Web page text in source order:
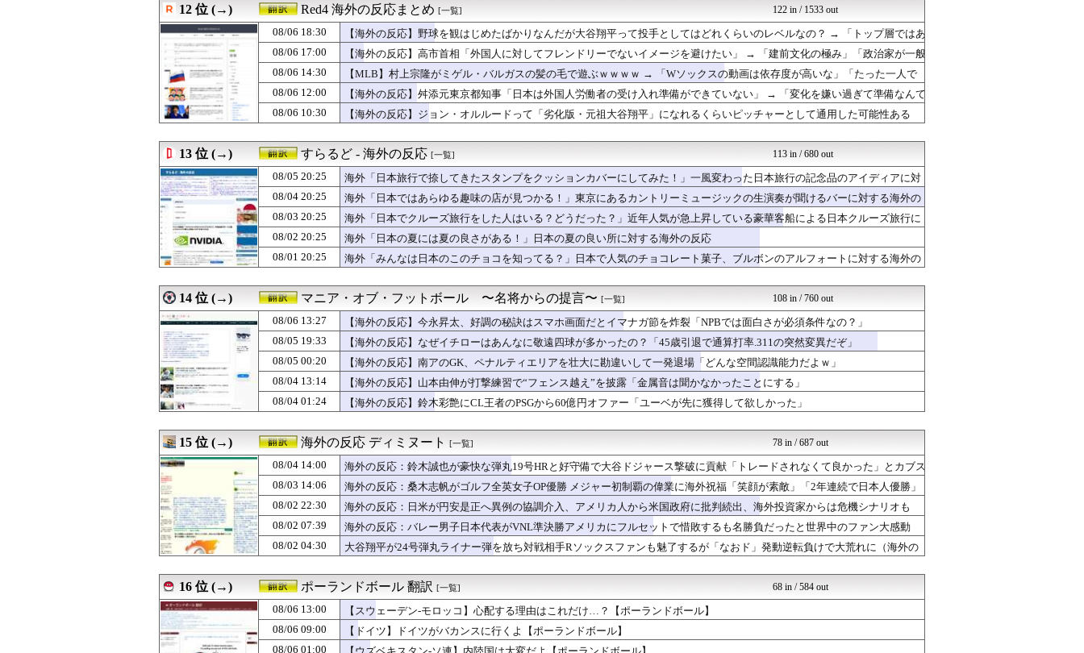
08/05 21:00
【海外の反応】移民なしで少子化を解決するにはどうしたらいいんだ？ → 「現代の...
Red4 海外の反応まとめ
08/05 21:00
韓国人「日本の関東地方、天気の近況を見てみよう」「ありえない」「うらやましい」
ハナミズキの韓国ブログ[海...
08/05 20:52
「自民が割れる？」石破・河野が高市首相の消費減税案に猛反発！（海外の反応）
世界はグーチョキパー
08/05 20:40
【海外の反応】鈴木誠也が貴重なタイムリー、カブスがドジャースに連勝【大谷】
ボールパーク速報 海外の反...
08/05 20:25
海外「日本旅行で捺してきたスタンプをクッションカバーにしてみた！」一風変わった...
すらるど - 海外の反応
08/05 20:25
岡本3三振！チーム崩壊危機ブルージェイズがアストロズに敗れる！（海外の反応）
わーすぽ 海外の反応
08/05 20:25
韓国人「日本政府が韓国産のめっき鋼板に対して最大55.3%の反ダンピング関税を...
世界の憂鬱 海外・韓国の反...
08/05 20:23
【GAME】「フランチャイズ化に失敗したゲーム」議論が物議！海外ゲーマー「スタ...
HANO-K
08/05 20:10
「日本とアメリカが円安是正のために協調介入したけど、その背景にあるものは？」海...
海外の反応ジャーナル
08/05 20:00
外国人「日本に住んでみたい！日本に住んでいる外国人たちはこれだけいたんだ！！」
かいにちニュース 【海外の...
08/05 20:00
海外「父の口癖は『愛してるよ、何か必要なものはあるか？』だった」世界のお父さん...
Ask Reddit まと...
08/05 19:41
日本人「世界のみんなは普段からタコを食べてるの？」
海外の万国反応記＠海外の反...
08/05 19:33
【海外の反応】なぜイチローはあんなに敬遠四球が多かったの？「45歳引退で通算打...
マニア・オブ・フットボール...
08/05 19:25
韓国人「イジョンフ本日の全米が呆れる守備エラーを見てください！しかもサヨナラエ...
ハウメニージャパン！
08/05 19:15
「母の初VR体験はちょっとした大惨事」床に置いた板から落ちる父も、次々転がるV...
QQQ(海外の反応)
08/05 19:00
韓国人「日本人は韓国が大好きなはずなのに、実は東南アジア人と同列に見ているとい...
08/05 18:46
韓国人「171キロの弾丸ライナー…」鈴木誠也がドジャース戦で7試合ぶり19号を...
クロード-韓国の反応まとめ
08/05 18:40
海外「メジャー最強？」鈴木誠也が貴重な追加点！ドジャースまさかの5連敗！（海外...
わーすぽ 海外の反応
08/05 18:30
【MLB】俺が日本の電車に乗るとドジャースが大型補強するんだが → 「そのまま...
Red4 海外の反応まとめ
08/05 18:00
#韓国質問サイト 『なぜ韓国では中国と日本に対する認識が良くない？』、『中国は...
日本と韓国は敵か？味方か？...
08/05 18:00
海外「蘇生した母親は翌日には母乳をあげていた。で、次の患者に顔面を殴られた」医...
Ask Reddit まと...
08/05 17:56
日本人には発音できない海外ウェアブランドの旗艦店がオープン！（海外の反応）
世界はグーチョキパー
08/05 17:25
韓国人「日本で最も入学が難しい名門小学校がこちらです‥」→「エリート人生が確定...
世界の憂鬱 海外・韓国の反...
08/05 17:13
村上11試合連続安打、吉田マルチ！レッドソックスがホワイトソックスに大勝！（海...
わーすぽ 海外の反応
08/05 17:00
豪州人「ワークライフバランスの悪い日本から帰ってきたら、今度は仕事が全然ない件...
ガラパゴスジャパン - 海...
08/05 17:00
【海外の反応】日本が”アジアの激安国”に…...
Red4 海外の反応まとめ
08/05 16:11
外国人「お前ら日本のアルフォートというチョコレート知ってる？」
海外の万国反応記＠海外の反...
08/05 16:05
中国人「サッカー日本代表の下半期の親善試合の相手が全て・・・」 中国人「相手が...
じゃぽにか反応帳
08/05 16:00
韓国人「キムチは無料で食べられるものなのに、日本のレストランで注文したら何とお... かんにゅー -韓国の反応-
12 位 (→) Red4 海外の反応まとめ [一覧] 122 in / 1533 out
08/06 18:30
【海外の反応】野球を観はじめたばかりなんだが大谷翔平って投手としてはどれくらいのレベルなの？ → 「トップ層ではあ
るが二刀流の影響で超一流とまでは言えないイメージ」「投手に専念したらサイヤングも獲れると思うんだけどな」
08/06 17:00
【海外の反応】高市首相「外国人に対してフレンドリーでないイメージを避けたい」 → 「建前文化の極み」「政治家が一般
人の排外感情を後押ししちゃってる感ある」
08/06 14:30
【MLB】村上宗隆がミゲル・バルガスの髪の毛で遊ぶｗｗｗｗ → 「Wソックスの動画は依存度が高いな」「たった一人で
こんなにチームが変わるんだからすごいわ」
08/06 12:00
【海外の反応】舛添元東京都知事「日本は外国人労働者の受け入れ準備ができていない」 → 「変化を嫌い過ぎて準備なんて
一生できないぞ」「少子化が問題として挙がったのは何年も前の話なのに」
08/06 10:30
【海外の反応】ジョン・オルルードって「劣化版・元祖大谷翔平」になれるくらいピッチャーとして通用した可能性ある
持っていてもアメリカのシステムが許さないんだよな」
13 位 (→) すらるど - 海外の反応 [一覧] 113 in / 680 out
08/05 20:25
海外「日本旅行で捺してきたスタンプをクッションカバーにしてみた！」一風変わった日本旅行の記念品のアイディアに対
する海外の反応
08/04 20:25
海外「日本ではあらゆる趣味の店が見つかる！」東京にあるカントリーミュージックの生演奏が聞けるバーに対する海外の
反応
08/03 20:25
海外「日本でクルーズ旅行をした人はいる？どうだった？」近年人気が急上昇している豪華客船による日本クルーズ旅行に
対する海外の反応
08/02 20:25
海外「日本の夏には夏の良さがある！」日本の夏の良い所に対する海外の反応
08/01 20:25
海外「みんなは日本のこのチョコを知ってる？」日本で人気のチョコレート菓子、ブルボンのアルフォートに対する海外の
14 位 (→) マニア・オブ・フットボール 〜名将からの提言〜 [一覧] 108 in / 760 out
08/06 13:27
【海外の反応】今永昇太、好調の秘訣はスマホ画面だとイマナガ節を炸裂「NPBでは面白さが必須条件なの？」
08/05 19:33
【海外の反応】なぜイチローはあんなに敬遠四球が多かったの？「45歳引退で通算打率.311の突然変異だぞ」
08/05 00:20
【海外の反応】南アのGK、ペナルティエリアを壮大に勘違いして一発退場「どんな空間認識能力だよｗ」
08/04 13:14
【海外の反応】山本由伸が打撃練習で“フェンス越え”を披露「金属音は聞かなかったことにする」
08/04 01:24
【海外の反応】鈴木彩艶にCL王者のPSGから60億円オファー「ユーベが先に獲得して欲しかった」
15 位 (→) 海外の反応 ディミヌート [一覧] 78 in / 687 out
08/04 14:00
海外の反応：鈴木誠也が豪快な弾丸19号HRと好守備で大谷ドジャース撃破に貢献「トレードされなくて良かった」とカブス
ファン絶賛
08/03 14:06
海外の反応：桑木志帆がゴルフ全英女子OP優勝 メジャー初制覇の偉業に海外祝福「笑顔が素敵」「2年連続で日本人優勝」
08/02 22:30
海外の反応：日米が円安是正へ異例の協調介入、アメリカ人から米国政府に批判続出、海外投資家からは危機シナリオも
08/02 07:39
海外の反応：バレー男子日本代表がVNL準決勝アメリカにフルセットで惜敗するも名勝負だったと世界中のファン大感動
08/02 04:30
大谷翔平が24号弾丸ライナー弾を放ち対戦相手Rソックスファンも魅了するが「なおド」発動逆転負けで大荒れに（海外の
16 位 (→) ポーランドボール 翻訳 [一覧] 68 in / 584 out
08/06 13:00
【スウェーデン-モロッコ】心配する理由はこれだけ…？【ポーランドボール】
08/06 09:00
【ドイツ】ドイツがバカンスに行くよ【ポーランドボール】
08/06 01:00